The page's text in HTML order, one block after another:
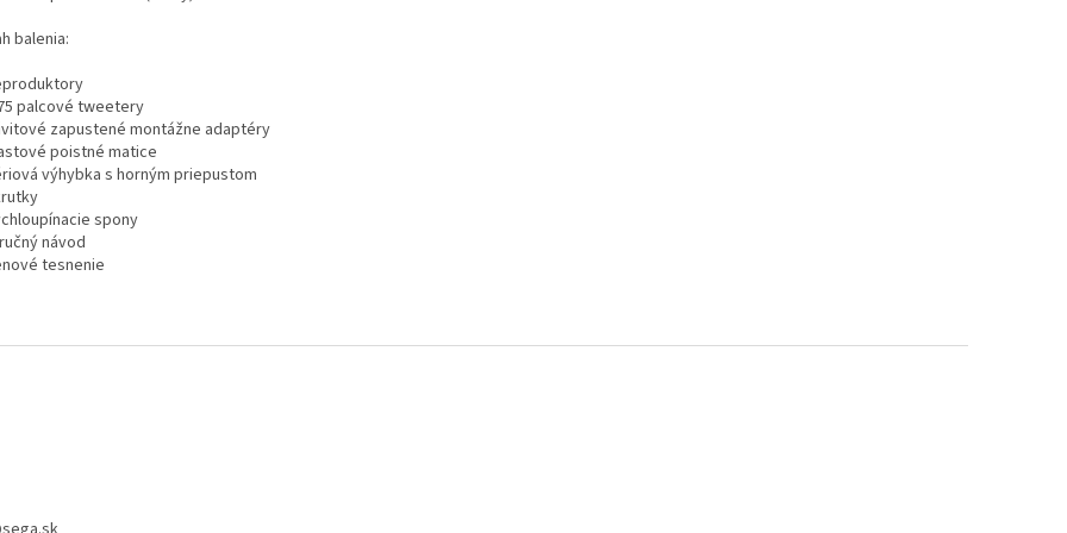
balenia:
palcové tweetery
zapustené montážne adaptéry
poistné matice
výhybka s horným priepustom
spony
návod
tesnenie